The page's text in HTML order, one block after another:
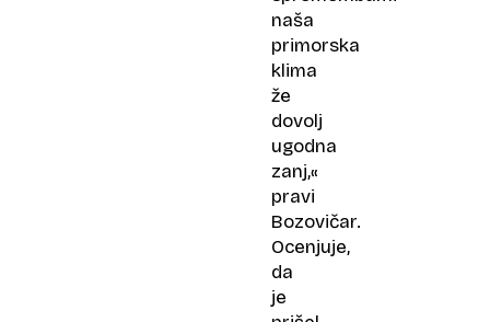
naša
primorska
klima
že
dovolj
ugodna
zanj,«
pravi
Bozovičar.
Ocenjuje,
da
je